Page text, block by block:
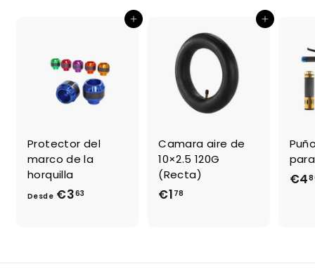
Adicionar ao Carrinho de Compras
Protector del
marco de la
horquilla
Desde€363
e
Adicionar ao Carrinho de Compras
Camara aire de
10×2.5 120G
(Recta)
€1 78
8
€4